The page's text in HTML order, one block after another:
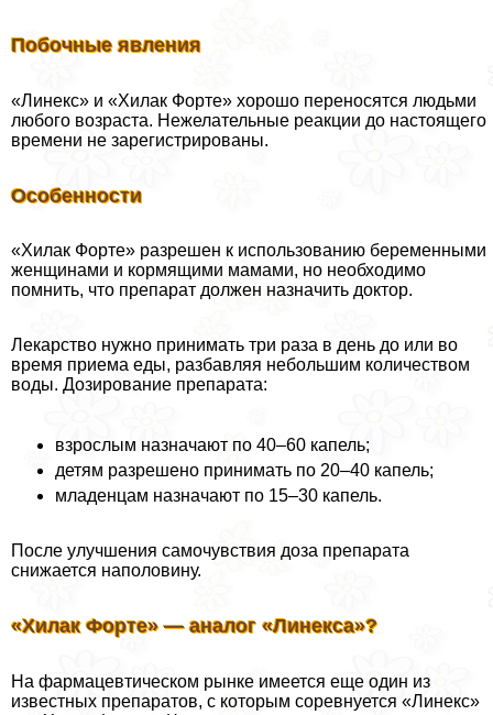
Побочные явления
«Линекс» и «Хилак Форте» хорошо переносятся людьми
любого возраста. Нежелательные реакции до настоящего
времени не зарегистрированы.
Особенности
«Хилак Форте» разрешен к использованию беременными
женщинами и кормящими мамами, но необходимо
помнить, что препарат должен назначить доктор.
Лекарство нужно принимать три раза в день до или во
время приема еды, разбавляя небольшим количеством
воды. Дозирование препарата:
взрослым назначают по 40–60 капель;
детям разрешено принимать по 20–40 капель;
младенцам назначают по 15–30 капель.
После улучшения самочувствия доза препарата
снижается наполовину.
«Хилак Форте» — аналог «Линекса»?
На фармацевтическом рынке имеется еще один из
известных препаратов, с которым соревнуется «Линекс»